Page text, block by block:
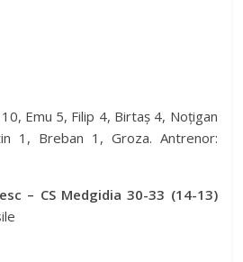
Emu 5, Filip 4, Birtaș 4, Noțigan
1, Breban 1, Groza. Antrenor:
– CS Medgidia 30-33 (14-13)